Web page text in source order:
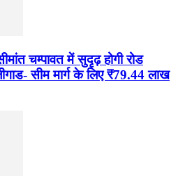
चम्पावत में सुदृढ़ होगी रोड
सीम मार्ग के लिए ₹79.44 लाख